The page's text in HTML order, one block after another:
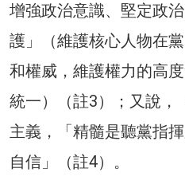
增強政治意識、堅定政
護」（維護核心人物在
和權威，維護權力的高
統一）（註3）；又說，
主義，「精髓是聽黨指
自信」（註4）。